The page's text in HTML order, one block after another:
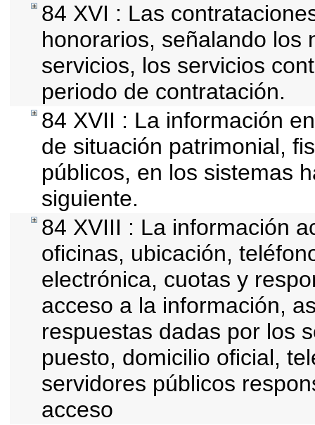
84 XVI : Las
honorarios, señalando los
servicios, los servicios
periodo de contratación.
84 XVII : La información
de situación patrimonial,
públicos, en los sistemas
siguiente.
84 XVIII : La información
oficinas, ubicación,
electrónica, cuotas y
acceso a la información,
respuestas dadas por los
puesto, domicilio oficial,
servidores públicos
acceso